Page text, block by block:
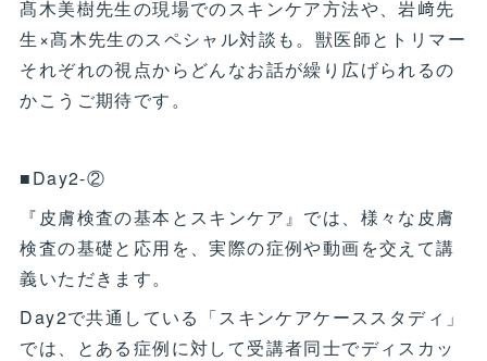
髙木美樹先生の現場でのスキンケア方法や、岩﨑先
生×髙木先生のスペシャル対談も。獣医師とトリマー
それぞれの視点からどんなお話が繰り広げられるの
かこうご期待です。
■Day2-②
『皮膚検査の基本とスキンケア』では、様々な皮膚
検査の基礎と応用を、実際の症例や動画を交えて講
義いただきます。
Day2で共通している「スキンケアケーススタディ」
では、とある症例に対して受講者同士でディスカッ